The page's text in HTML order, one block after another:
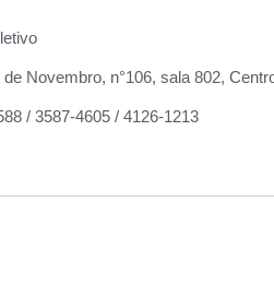
de Novembro, n°106, sala 802,
/ 3587-4605 / 4126-1213